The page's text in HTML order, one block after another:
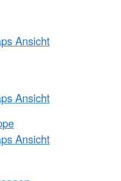
Ansicht
Ansicht
Ansicht